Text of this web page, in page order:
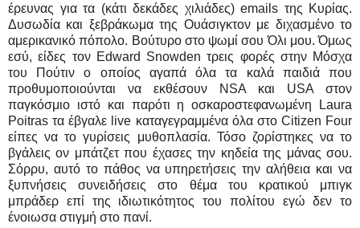
έρευνας για τα (κάτι δεκάδες χιλιάδες) emails της Κυρίας.
Δυσωδία και ξεβράκωμα της Ουάσιγκτον με διχασμένο το
αμερικανικό πόπολο. Βούτυρο στο ψωμί σου Όλι μου. Όμως
εσύ, είδες τον Edward Snowden τρεις φορές στην Μόσχα
του Πούτιν ο οποίος αγαπά όλα τα καλά παιδιά που
προθυμοποιούνται να εκθέσουν NSA και USA στον
παγκόσμιο ιστό και παρότι η οσκαροστεφανωμένη Laura
Poitras τα έβγαλε live καταγεγραμμένα όλα στο Citizen Four
είπες να το γυρίσεις μυθοπλασία. Τόσο ζορίστηκες να το
βγάλεις ον μπάτζετ που έχασες την κηδεία της μάνας σου.
Σόρρυ, αυτό το πάθος να υπηρετήσεις την αλήθεια και να
ξυπνήσεις συνειδήσεις στο θέμα του κρατικού μπιγκ
μπράδερ επί της ιδιωτικότητος του πολίτου εγώ δεν το
ένοιωσα στιγμή στο πανί.